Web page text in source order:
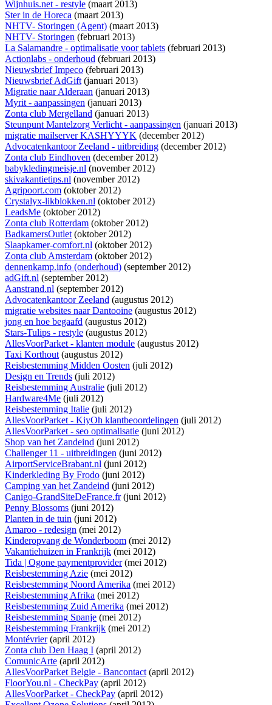
Wijnhuis.net - restyle (maart 2013)
Ster in de Horeca (maart 2013)
NHTV- Storingen (Agent) (maart 2013)
NHTV- Storingen (februari 2013)
La Salamandre - optimalisatie voor tablets (februari 2013)
Actionlabs - onderhoud (februari 2013)
Nieuwsbrief Impeco (februari 2013)
Nieuwsbrief AdGift(januari 2013)
Migratie naar Alderaan (januari 2013)
Myrit - aanpassingen (januari 2013)
Zonta club Mergelland (januari 2013)
Steunpunt Mantelzorg Verlicht - aanpassingen (januari 2013)
migratie mailserver KASHYYYK (december 2012)
Advocatenkantoor Zeeland - uitbreiding (december 2012)
Zonta club Eindhoven (december 2012)
babykledingmeisje.nl (november 2012)
skivakantietips.nl (november 2012)
Agripoort.com (oktober 2012)
Crystalyx-likblokken.nl (oktober 2012)
LeadsMe (oktober 2012)
Zonta club Rotterdam (oktober 2012)
BadkamersOutlet(oktober 2012)
Slaapkamer-comfort.nl (oktober 2012)
Zonta club Amsterdam (oktober 2012)
dennenkamp.info (onderhoud) (september 2012)
adGift.nl (september 2012)
Aanstrand.nl (september 2012)
Advocatenkantoor Zeeland (augustus 2012)
migratie websites naar Dantooine (augustus 2012)
jong en hoe begaafd (augustus 2012)
Stars-Tulips - restyle (augustus 2012)
AllesVoorParket - klanten module (augustus 2012)
Taxi Korthout(augustus 2012)
Reisbestemming Midden Oosten (juli 2012)
Design en Trends (juli 2012)
Reisbestemming Australie (juli 2012)
Hardware4Me (juli 2012)
Reisbestemming Italie (juli 2012)
AllesVoorParket - KiyOh klantbeoordelingen (juli 2012)
AllesVoorParket - seo optimalisatie (juni 2012)
Shop van het Zandeind (juni 2012)
Challenger 11 - uitbreidingen (juni 2012)
AirportServiceBrabant.nl (juni 2012)
Kinderkleding By Frodo (juni 2012)
Camping van het Zandeind (juni 2012)
Canigo-GrandSiteDeFrance.fr(juni 2012)
Penny Blossoms (juni 2012)
Planten in de tuin (juni 2012)
Amaroo - redesign (mei 2012)
Kinderopvang de Wonderboom (mei 2012)
Vakantiehuizen in Frankrijk (mei 2012)
Tida | Ogone paymentprovider(mei 2012)
Reisbestemming Azie (mei 2012)
Reisbestemming Noord Amerika (mei 2012)
Reisbestemming Afrika (mei 2012)
Reisbestemming Zuid Amerika (mei 2012)
Reisbestemming Spanje (mei 2012)
Reisbestemming Frankrijk (mei 2012)
Montévrier(april 2012)
Zonta club Den Haag I (april 2012)
ComunicArte (april 2012)
AllesVoorParket Belgie - Bancontact(april 2012)
FloorYou.nl - CheckPay (april 2012)
AllesVoorParket - CheckPay (april 2012)